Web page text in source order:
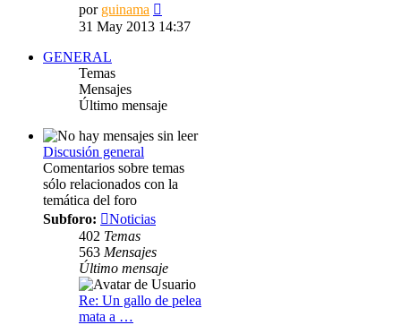
por guinama
último
31 May 2013 14:37
GENERAL
Temas
Mensajes
Último mensaje
Discusión general
Comentarios sobre temas
sólo relacionados con la
temática del foro
Subforo:
Noticias
402 Temas
563 Mensajes
Último mensaje
Re: Un gallo de pelea
mata a …